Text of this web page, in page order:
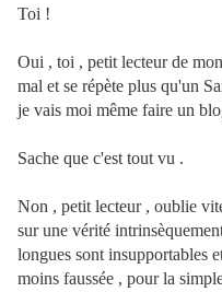
Toi !
Oui , toi , petit lecteur de
mal et se répète plus qu'un
je vais moi même faire un
Sache que c'est tout vu .
Non , petit lecteur , oublie
sur une vérité
longues sont insupportables
moins faussée , pour la